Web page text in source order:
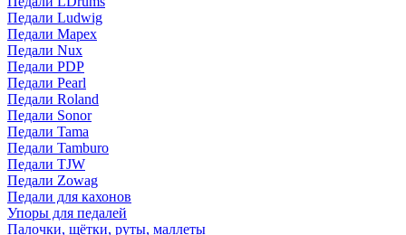
Педали Ludwig
Педали Mapex
Педали Nux
Педали PDP
Педали Pearl
Педали Roland
Педали Sonor
Педали Tama
Педали Tamburo
Педали TJW
Педали Zowag
Педали для кахонов
Упоры для педалей
Палочки, щётки, руты, маллеты